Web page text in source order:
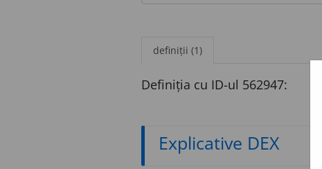
definiții (1)
Definiția cu ID-ul 562947:
Explicative DEX